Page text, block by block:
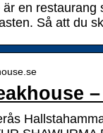
en
Så att du